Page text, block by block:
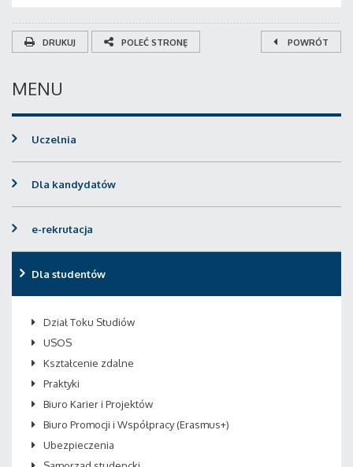
DRUKUJ POLEĆ STRONĘ POWRÓT
MENU
Uczelnia
Dla kandydatów
e-rekrutacja
Dla studentów
Dział Toku Studiów
USOS
Kształcenie zdalne
Praktyki
Biuro Karier i Projektów
Biuro Promocji i Współpracy (Erasmus+)
Ubezpieczenia